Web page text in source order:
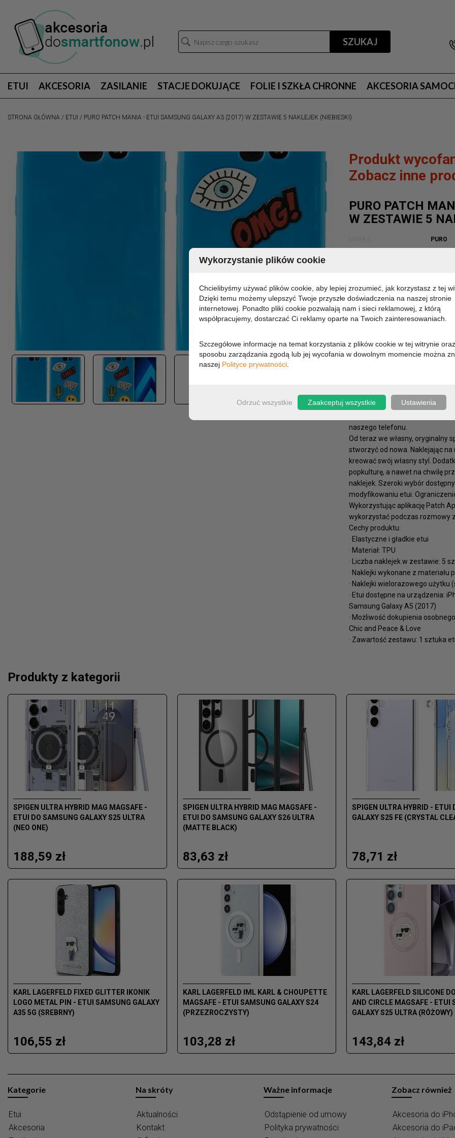
SZUKAJ
ETUI AKCESORIA ZASILANIE STACJE DOKUJĄCE FOLIE I SZKŁA CHRONNE AKCESORIA
STRONA GŁÓWNA / ETUI / PURO PATCH MANIA - ETUI SAMSUNG GALAXY A3 (2017) W ZESTAWIE 5 NAKLEJEK (NIEBIESKI)
Produkt
Zobacz inne
PURO PATCH
W ZESTAWIE 5
PURO
48,73 zł
39,61 zł (cena netto)
Nastrój się pozytywnie. Wybierz
Patch Mania, czyli najnowsza
optymistycznymi naklejkami
do wielu modeli smartfonów,
naszego telefonu.
Od teraz we własny, oryginalny
stworzyć od nowa. Naklejając
kreować swój własny styl.
popkulturę, a nawet na chwilę
naklejek. Szeroki wybór
modyfikowaniu etui.
Wykorzystując aplikację Patch
wykorzystać podczas rozmowy
Cechy produktu:
· Elastyczne i gładkie etui
· Materiał: TPU
· Liczba naklejek w zestawie: 5
· Naklejki wykonane z materiału
· Naklejki wielorazowego użytku
· Etui dostępne na urządzenia:
Samsung Galaxy A5 (2017)
· Możliwość dokupienia
Chic and Peace & Love
· Zawartość zestawu: 1 sztuka
Produkty z kategorii
SPIGEN ULTRA HYBRID MAG MAGSAFE -
ETUI DO SAMSUNG GALAXY S25 ULTRA
(NEO ONE)
188,59 zł
SPIGEN ULTRA HYBRID MAG MAGSAFE -
ETUI DO SAMSUNG GALAXY S26 ULTRA
(MATTE BLACK)
83,63 zł
SPIGEN ULTRA HYBRID - ETUI
GALAXY S25 FE (CRYSTAL
78,71 zł
KARL LAGERFELD FIXED GLITTER IKONIK
LOGO METAL PIN - ETUI SAMSUNG GALAXY
A35 5G (SREBRNY)
106,55 zł
KARL LAGERFELD IML KARL & CHOUPETTE
MAGSAFE - ETUI SAMSUNG GALAXY S24
(PRZEZROCZYSTY)
103,28 zł
KARL LAGERFELD SILICONE
AND CIRCLE MAGSAFE - ETUI
GALAXY S25 ULTRA (RÓŻOWY)
143,84 zł
Kategorie
Etui
Akcesoria
Na skróty
Aktualności
Kontakt
Ważne informacje
Odstąpienie od umowy
Polityka prywatności
Zobacz również
Akcesoria do
Akcesoria do
Wykorzystanie plików cookie
Chcielibyśmy używać plików cookie, aby lepiej zrozumieć, jak korzystasz z tej
Dzięki temu możemy ulepszyć Twoje przyszłe doświadczenia na naszej stronie
internetowej. Ponadto pliki cookie pozwalają nam i sieci reklamowej, z którą
współpracujemy, dostarczać Ci reklamy oparte na Twoich zainteresowaniach.
Szczegółowe informacje na temat korzystania z plików cookie w tej witrynie oraz
sposobu zarządzania zgodą lub jej wycofania w dowolnym momencie można
naszej Polityce prywatności
Odrzuć wszystkie Zaakceptuj wszystkie Ustawienia